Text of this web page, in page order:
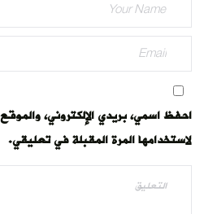
احفظ اسمي، بريدي الإلكتروني،
لاستخدامها المرة المقبلة في تعليقي.